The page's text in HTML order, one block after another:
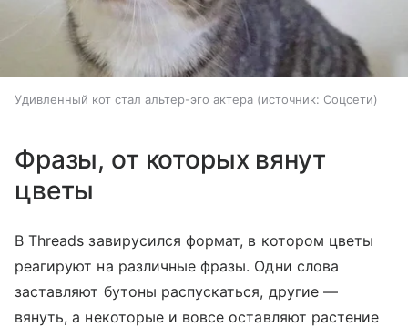
Удивленный кот стал альтер-эго актера источник: Соцсети
Фразы, от которых вянут
цветы
В Threads завирусился формат, в котором цветы
реагируют на различные фразы. Одни слова
заставляют бутоны распускаться, другие —
вянуть, а некоторые и вовсе оставляют растение